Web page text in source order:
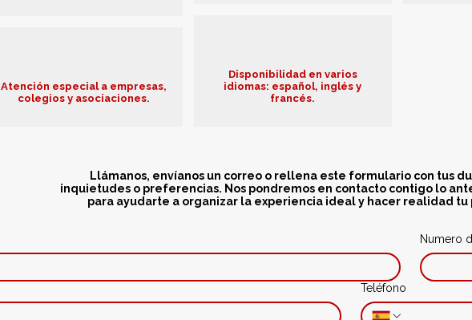
Atención especial a empresas,
colegios y asociaciones.
Disponibilidad en varios
idiomas: español, inglés y
francés.
Llámanos, envíanos un correo o rellena este formulario con tus
inquietudes o preferencias. Nos pondremos en contacto contigo lo
para ayudarte a organizar la experiencia ideal y hacer realidad tu
Numero
Teléfono